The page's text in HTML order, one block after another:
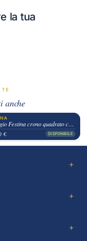
la tua
anche
Orologio Festina crono quadrato chiaro
€
DISPONIBILE